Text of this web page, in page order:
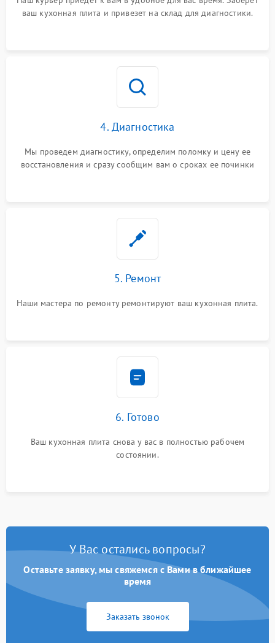
ваш кухонная плита и привезет на склад для диагностики.
4. Диагностика
Мы проведем диагностику, определим поломку и цену ее
восстановления и сразу сообщим вам о сроках ее починки
5. Ремонт
Наши мастера по ремонту ремонтируют ваш кухонная плита.
6. Готово
Ваш кухонная плита снова у вас в полностью рабочем
состоянии.
У Вас остались вопросы?
Оставьте заявку, мы свяжемся с Вами в ближайшее
время
Заказать звонок